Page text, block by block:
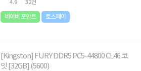
4.9 32건
네이버 포인트 토스페이
[Kingston] FURY DDR5 PC5-44800 CL46 코
잇 [32GB] (5600)